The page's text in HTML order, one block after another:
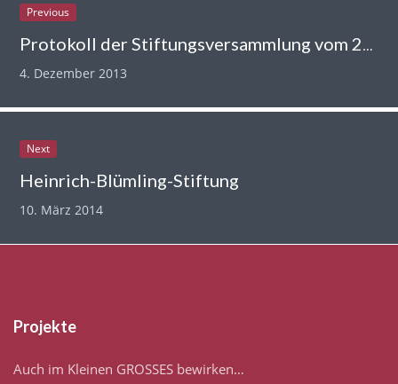
Previous
Protokoll der Stiftungsversammlung vom 26.11.2013
4. Dezember 2013
Next
Heinrich-Blümling-Stiftung
10. März 2014
Projekte
Auch im Kleinen GROSSES bewirken…